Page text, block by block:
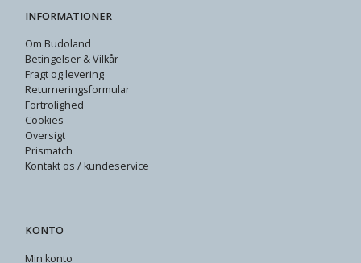
INFORMATIONER
Om Budoland
Betingelser & Vilkår
Fragt og levering
Returneringsformular
Fortrolighed
Cookies
Oversigt
Prismatch
Kontakt os / kundeservice
KONTO
Min konto